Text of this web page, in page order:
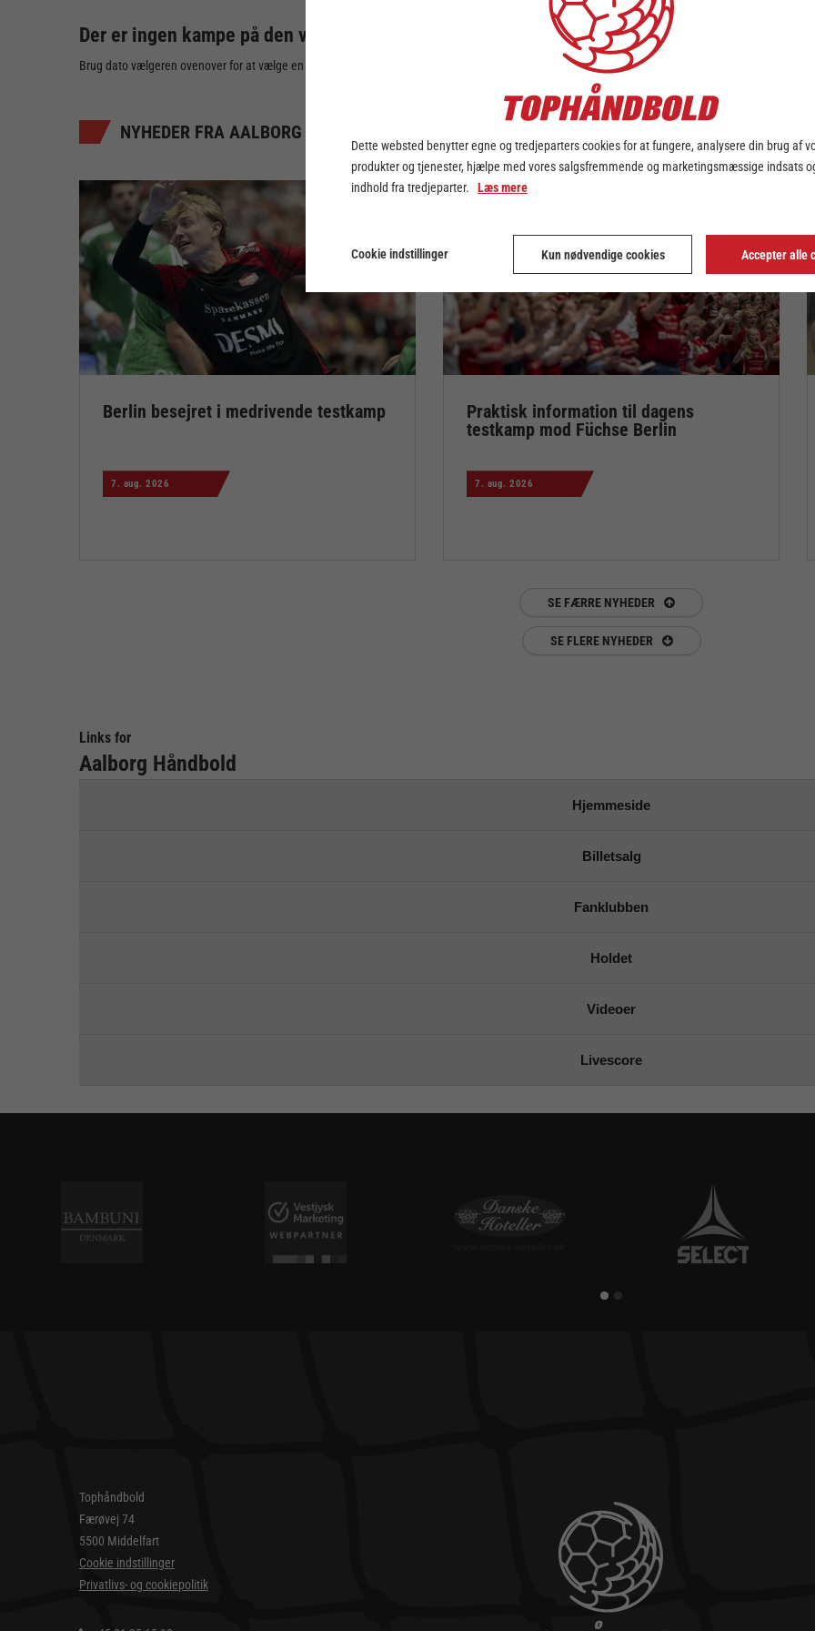
Der er ingen kampe på den valgte dato
Brug dato vælgeren ovenover for at vælge en anden dato
NYHEDER FRA AALBORG HÅNDBOLD
Berlin besejret i medrivende testkamp
7. aug. 2026
Praktisk information til dagens
testkamp mod Füchse Berlin
7. aug. 2026
SE FÆRRE NYHEDER
SE FLERE NYHEDER
Links for
Aalborg Håndbold
Hjemmeside
Billetsalg
Fanklubben
Holdet
Videoer
Livescore
Tophåndbold
Færøvej 74
5500 Middelfart
Cookie indstillinger
Privatlivs- og cookiepolitik
Dette websted benytter egne og tredjeparters cookies for at fungere, analysere din brug af
produkter og tjenester, hjælpe med vores salgsfremmende og marketingsmæssige indsats
indhold fra tredjeparter. Læs mere
Cookie indstillinger Kun nødvendige cookies Accepter alle